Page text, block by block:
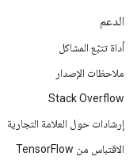
الدعم
أداة تتبّع المشاكل
ملاحظات الإصدار
Stack Overflow
إرشادات حول العلامة التجارية
الاقتباس من TensorFlow